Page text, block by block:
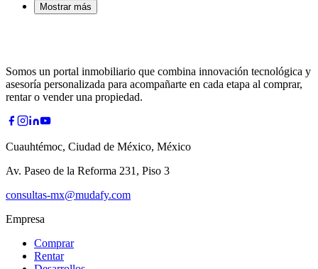
Mostrar más
Somos un portal inmobiliario que combina innovación tecnológica y
asesoría personalizada para acompañarte en cada etapa al comprar,
rentar o vender una propiedad.
Cuauhtémoc, Ciudad de México, México
Av. Paseo de la Reforma 231, Piso 3
consultas-mx@mudafy.com
Empresa
Comprar
Rentar